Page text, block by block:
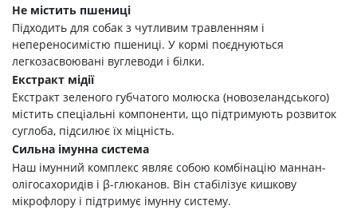
Не містить пшениці
Підходить для собак з чутливим травленням і
непереносимістю пшениці. У кормі поєднуються
легкозасвоювані вуглеводи і білки.
Екстракт мідії
Екстракт зеленого губчатого молюска (новозеландського)
містить спеціальні компоненти, що підтримують розвиток
суглоба, підсилює їх міцність.
Сильна імунна система
Наш імунний комплекс являє собою комбінацію маннан-
олігосахоридів і β-глюканов. Він стабілізує кишкову
мікрофлору і підтримує імунну систему.